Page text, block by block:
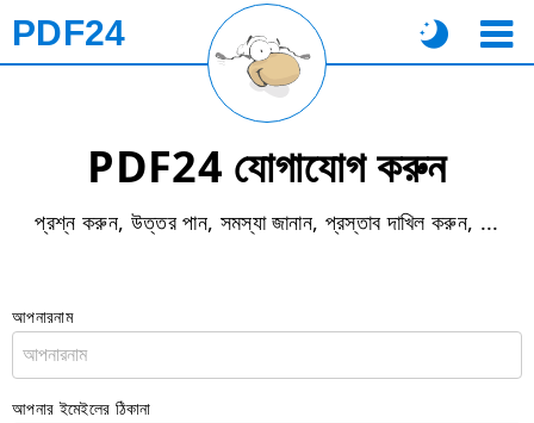
PDF24
PDF24 যোগাযোগ করুন
প্রশ্ন করুন, উত্তর পান, সমস্যা জানান, প্রস্তাব দাখিল করুন, ...
আপনারনাম
আপনার ইমেইলের ঠিকানা